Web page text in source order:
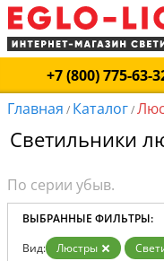
+7 (800) 775-63-
Главная / Каталог/
Светильники
ВЫБРАННЫЕ ФИЛЬТРЫ:
Вид: Люстры